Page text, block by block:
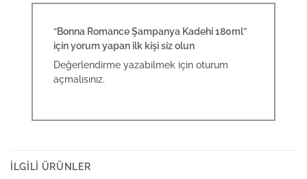
“Bonna Romance Şampanya Kadehi 180ml”
için yorum yapan ilk kişi siz olun
Değerlendirme yazabilmek içinoturum
açmalısınız.
İLGILI ÜRÜNLER